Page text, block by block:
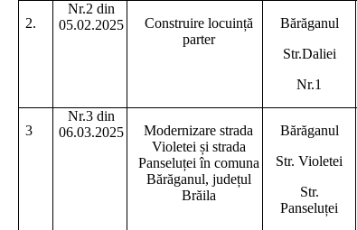
2.
Nr.2 din
05.02.2025
Construire locuință
parter
Bărăganul
Str.Daliei
Nr.1
3
Nr.3 din
06.03.2025
Modernizare strada
Violetei și strada
Panseluței în comuna
Bărăganul, județul
Brăila
Bărăganul
Str. Violetei
Str.
Panseluței